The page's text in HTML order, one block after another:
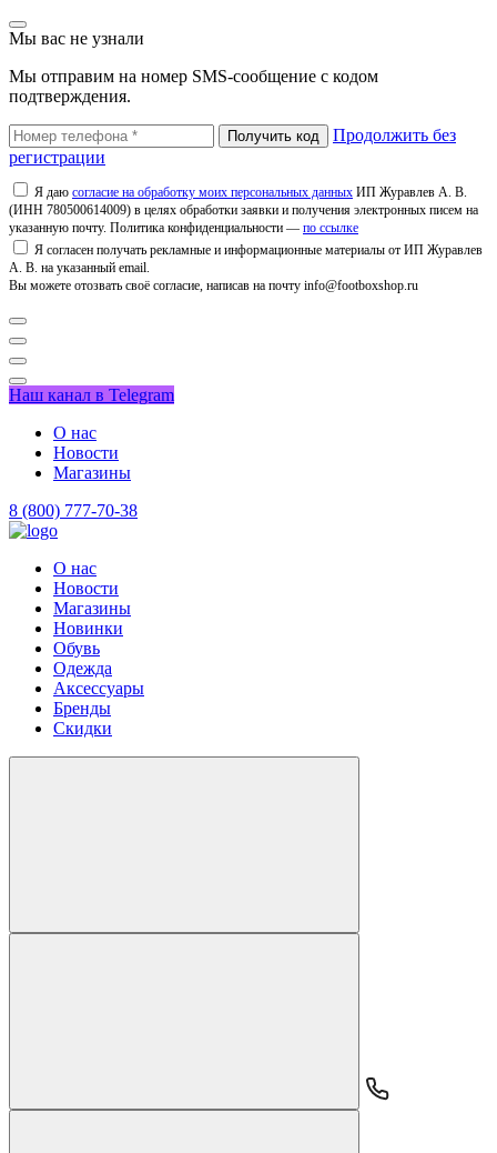
Мы вас не узнали
Мы отправим на номер SMS-сообщение с кодом
подтверждения.
Продолжить без
регистрации
Я даю согласие на обработку моих персональных данных ИП Журавлев А. В.
(ИНН 780500614009) в целях обработки заявки и получения электронных писем на
указанную почту. Политика конфиденциальности — по ссылке
Я согласен получать рекламные и информационные материалы от ИП Журавлев
А. В. на указанный email.
Вы можете отозвать своё согласие, написав на почту info@footboxshop.ru
Наш канал в Telegram
О нас
Новости
Магазины
8 (800) 777-70-38
О нас
Новости
Магазины
Новинки
Обувь
Одежда
Аксессуары
Бренды
Скидки